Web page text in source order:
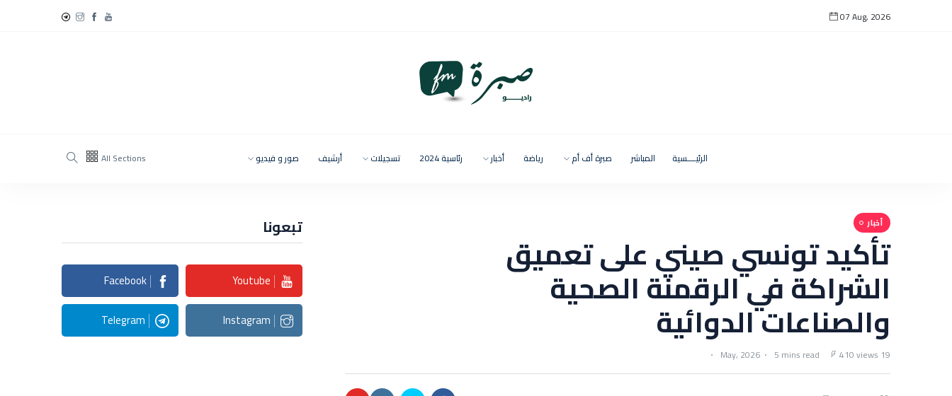
07 Aug, 2026
All Sections الرئيــــسية المباشر صبرة أف أم رياضة أخبار رئاسية 2024 تسجيلات أرشيف صور و فيديو
أخبار
تأكيد تونسي صيني على تعميق
الشراكة في الرقمنة الصحية
والصناعات الدوائية
19 May, 2026
5 mins read 410 views
تبعونا
Youtube
Facebook
Instagram
Telegram